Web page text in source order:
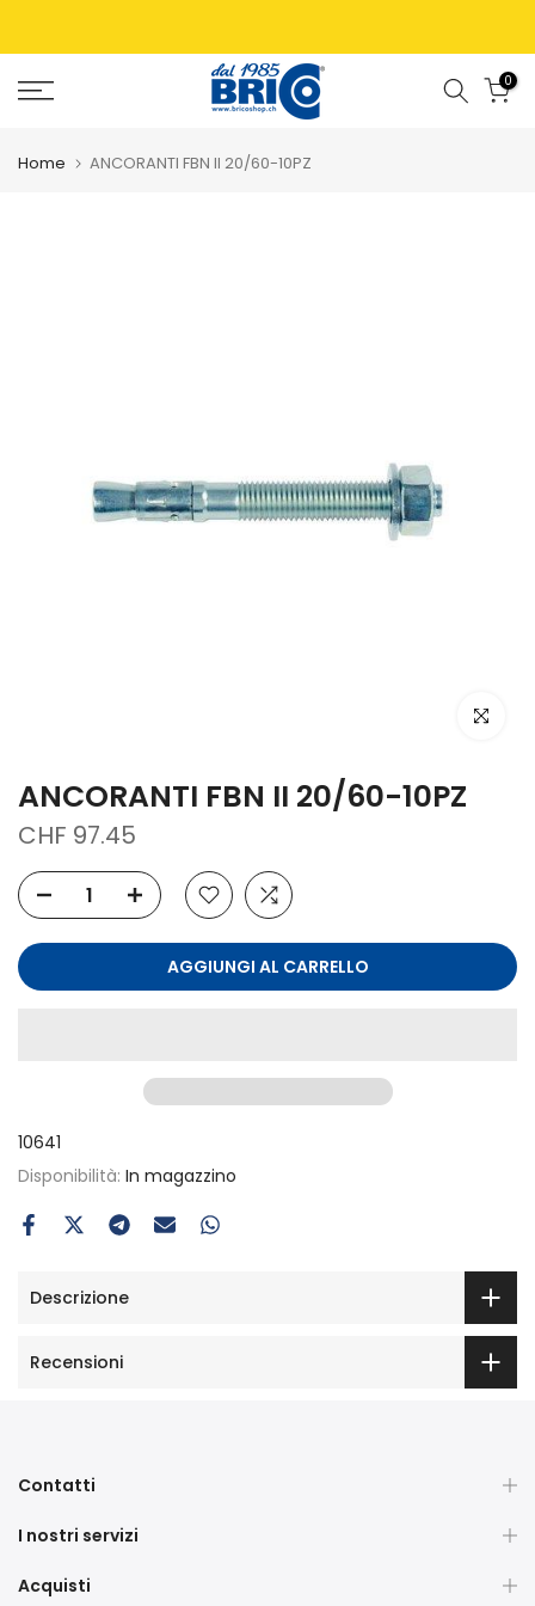
0
Home ANCORANTI FBN II 20/60-10PZ
clicca
ANCORANTI FBN II 20/60-10PZ
CHF 97.45
AGGIUNGI AL CARRELLO
10641
Disponibilità: In magazzino
Descrizione
Recensioni
Contatti
I nostri servizi
Acquisti